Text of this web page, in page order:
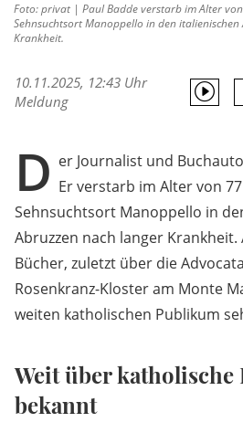
Foto: privat | Paul Badde verstarb im Alter
Sehnsuchtsort Manoppello in den
Krankheit.
10.11.2025, 12:43 Uhr
Meldung
D er Journalist und
Er verstarb im Alter von
Sehnsuchtsort Manoppello in
Abruzzen nach langer
Bücher, zuletzt über die
Rosenkranz-Kloster am Monte
weiten katholischen Publikum
Weit über katholische
bekannt